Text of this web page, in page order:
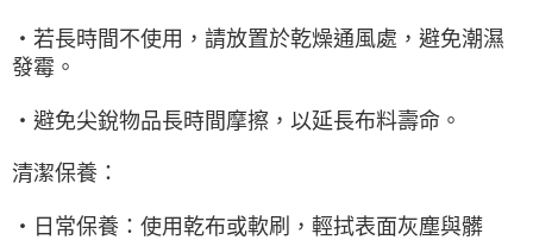
‧若長時間不使用，請放置於乾燥通風處，避免潮濕
發霉。
‧避免尖銳物品長時間摩擦，以延長布料壽命。
清潔保養：
‧日常保養：使用乾布或軟刷，輕拭表面灰塵與髒